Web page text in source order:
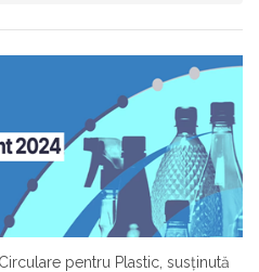
pentru Plastic, susținută